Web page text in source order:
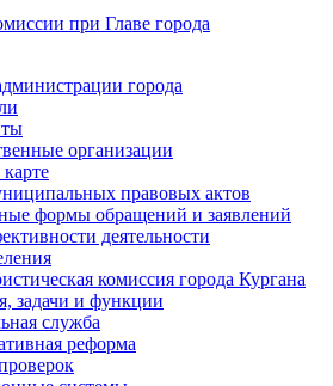
при Главе города
города
организации
правовых актов
формы обращений и заявлений
деятельности
комиссия города Кургана
задачи и функции
служба
реформа